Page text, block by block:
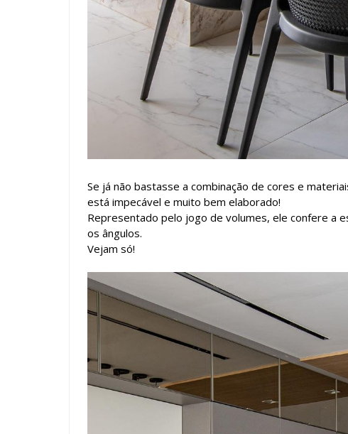
Se já não bastasse a combinação de cores e
está impecável e muito bem elaborado!
Representado pelo jogo de volumes, ele confere a
os ângulos.
Vejam só!